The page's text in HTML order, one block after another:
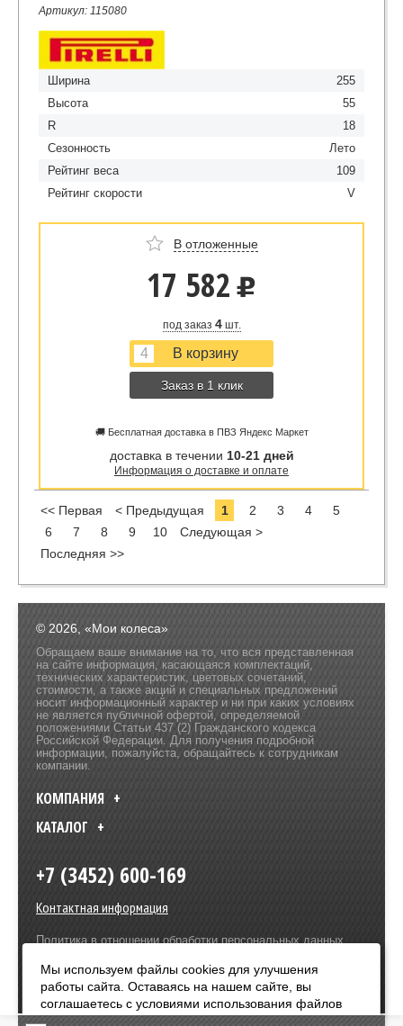
Артикул: 115080
Ширина
255
Высота
55
R
18
Сезонность
Лето
Рейтинг веса
109
Рейтинг скорости
V
В отложенные
17 582 u
под заказ 4шт.
Заказ в 1 клик
🚚 Бесплатная доставка в ПВЗ Яндекс Маркет
доставка в течении 10-21 дней
Информация о доставке и оплате
<< Первая < Предыдущая 1 2 3 4
5
6
7 8 9 10
Следующая >
Последняя >>
© 2026, «Мои колеса»
Обращаем ваше внимание на то, что вся представленная
на сайте информация, касающаяся комплектаций,
технических характеристик, цветовых сочетаний,
стоимости, а также акций и специальных предложений
носит информационный характер и ни при каких условиях
не является публичной офертой, определяемой
положениями Статьи 437 (2) Гражданского кодекса
Российской Федерации. Для получения подробной
информации, пожалуйста, обращайтесь к сотрудникам
компании.
КОМПАНИЯ
Оплата:
КАТАЛОГ
+7 (3452) 600-169
Контактная информация
Политика в отношении обработки персональных данных
Мы используем файлы cookies для улучшения
работы сайта. Оставаясь на нашем сайте, вы
соглашаетесь с условиями использования файлов
cookies. Чтобы ознакомиться с нашими Положениями